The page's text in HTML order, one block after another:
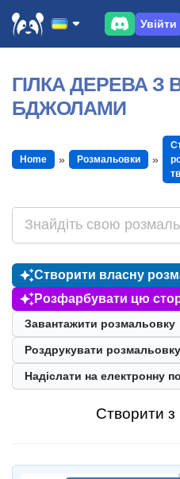
Увійти
ГІЛКА ДЕРЕВА З
БДЖОЛАМИ
Home Розмальовки
Створити власну
Розфарбувати цю
Завантажити розмальовку
Роздрукувати розмальовку
Надіслати на електронну
Створити